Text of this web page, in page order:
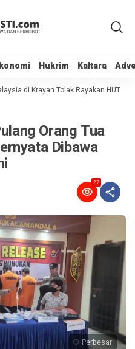
Hukrim Kaltara
Hukrim Kaltara
di Krayan Tolak Rayakan HUT RI 81
Orang Tua
Dibawa
27
Perbesar